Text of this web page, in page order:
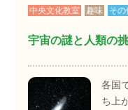
中央文化教室 趣味 その
宇宙の謎と人類の
各国
ち上